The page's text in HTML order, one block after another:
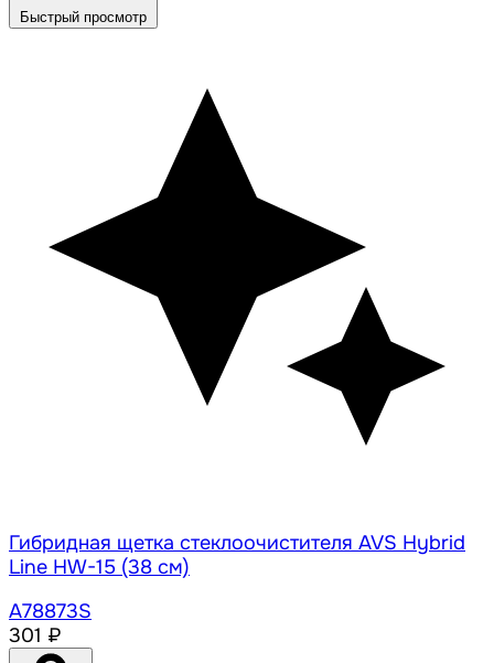
Быстрый просмотр
Гибридная щетка стеклоочистителя AVS Hybrid
Line HW-15 (38 см)
A78873S
301 ₽